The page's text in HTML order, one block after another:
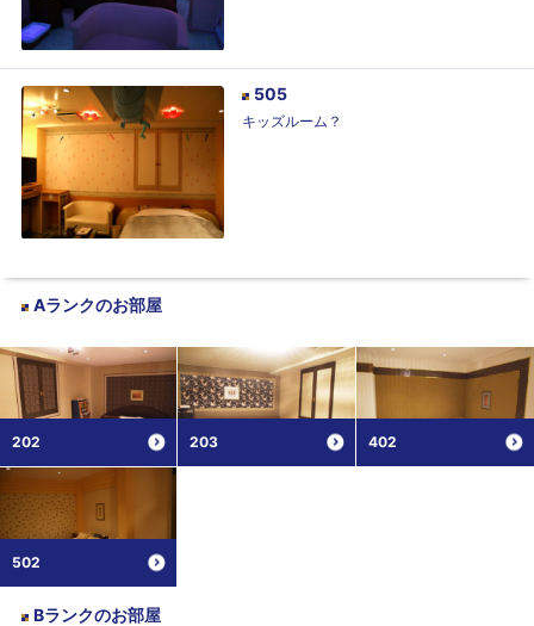
505
キッズルーム？
Aランクのお部屋
202 203 402
502
Bランクのお部屋